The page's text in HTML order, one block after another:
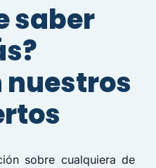
saber
nuestros
sobre cualquiera de